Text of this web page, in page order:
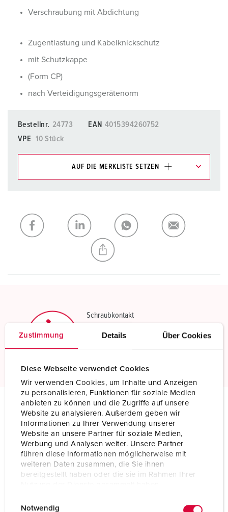
Zustimmung Details Über Cookies
Diese Webseite verwendet Cookies
Wir verwenden Cookies, um Inhalte und Anzeigen
zu personalisieren, Funktionen für soziale Medien
anbieten zu können und die Zugriffe auf unsere
Website zu analysieren. Außerdem geben wir
Informationen zu Ihrer Verwendung unserer
Website an unsere Partner für soziale Medien,
Werbung und Analysen weiter. Unsere Partner
führen diese Informationen möglicherweise mit
weiteren Daten zusammen, die Sie ihnen
bereitgestellt haben oder die sie im Rahmen Ihrer
Notwendig
Verschraubung mit Abdichtung
Zugentlastung und Kabelknickschutz
mit Schutzkappe
(Form CP)
nach Verteidigungsgerätenorm
Bestellnr. 24773 EAN 4015394260752
VPE
10 Stück
AUF DIE MERKLISTE SETZEN
Meine Liste (0) HINZUFÜGEN
NEUE LISTE ERSTELLEN
Schraubkontakt
Technische Daten
Stecker AM-TOP® TM 24773
Ampere 32 A
5 p